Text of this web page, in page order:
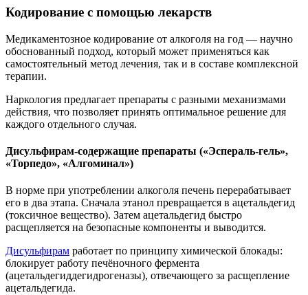
Кодирование с помощью лекарств
Медикаментозное кодирование от алкоголя на год — научно
обоснованный подход, который может применяться как
самостоятельный метод лечения, так и в составе комплексной
терапии.
Наркология предлагает препараты с разными механизмами
действия, что позволяет принять оптимальное решение для
каждого отдельного случая.
Дисульфирам-содержащие препараты («Эспераль-гель»,
«Торпедо», «Алгоминал»)
В норме при употреблении алкоголя печень перерабатывает
его в два этапа. Сначала этанол превращается в ацетальдегид
(токсичное вещество). Затем ацетальдегид быстро
расщепляется на безопасные компоненты и выводится.
Дисульфирам работает по принципу химической блокады:
блокирует работу печёночного фермента
(ацетальдегиддегидрогеназы), отвечающего за расщепление
ацетальдегида.